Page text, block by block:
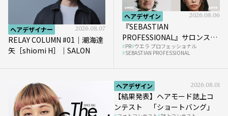
ヘアデザイナー 2026.08.07
RELAY COLUMN #01｜潮海達
矢［shiomi H］｜SALON
ヘアデザイン 2026.08.06
『SEBASTIAN
PROFESSIONAL』サロンスタ
イルを完成させる“質感設
計”という新提案
PR ウエラ プロフェッショナル
SEBASTIAN PROFESSIONAL
【結果発表】ヘアモード誌上コ
ンテスト 「ショートバング」
フォトコンテスト 誌上コンテスト
ショートバング